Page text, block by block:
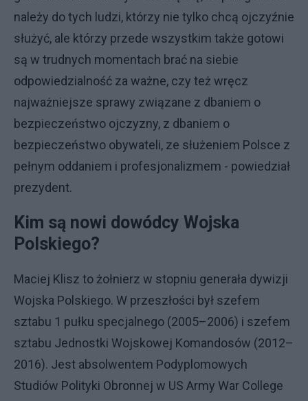
należy do tych ludzi, którzy nie tylko chcą ojczyźnie
służyć, ale którzy przede wszystkim także gotowi
są w trudnych momentach brać na siebie
odpowiedzialność za ważne, czy też wręcz
najważniejsze sprawy związane z dbaniem o
bezpieczeństwo ojczyzny, z dbaniem o
bezpieczeństwo obywateli, ze służeniem Polsce z
pełnym oddaniem i profesjonalizmem - powiedział
prezydent.
Kim są nowi dowódcy Wojska
Polskiego?
Maciej Klisz to żołnierz w stopniu generała dywizji
Wojska Polskiego. W przeszłości był szefem
sztabu 1 pułku specjalnego (2005–2006) i szefem
sztabu Jednostki Wojskowej Komandosów (2012–
2016). Jest absolwentem Podyplomowych
Studiów Polityki Obronnej w US Army War College